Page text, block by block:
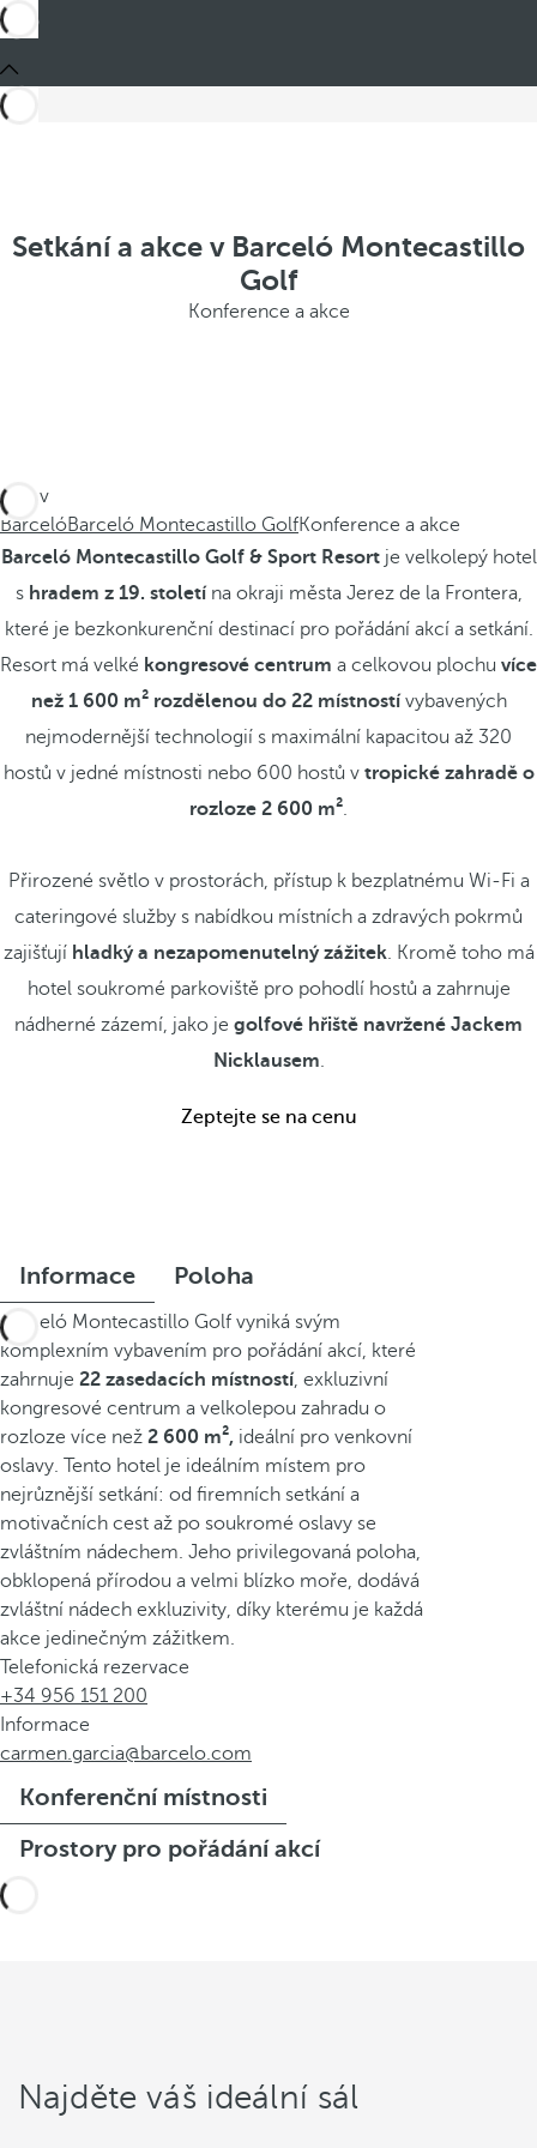
Setkání a akce v Barceló Montecastillo
Golf
Konference a akce
Jste v
BarcelóBarceló Montecastillo GolfKonference a akce
Barceló Montecastillo Golf & Sport Resortje velkolepý hotel
s hradem z 19. stoletína okraji města Jerez de la Frontera,
které je bezkonkurenční destinací pro pořádání akcí a setkání.
Resort má velké kongresové centrum a celkovou plochu více
než 1 600 m² rozdělenou do 22 místnostívybavených
nejmodernější technologií s maximální kapacitou až 320
hostů v jedné místnosti nebo 600 hostů v tropické zahradě o
rozloze 2 600 m².
Přirozené světlo v prostorách, přístup k bezplatnému Wi-Fi a
cateringové služby s nabídkou místních a zdravých pokrmů
zajišťují hladký a nezapomenutelný zážitek. Kromě toho má
hotel soukromé parkoviště pro pohodlí hostů a zahrnuje
nádherné zázemí, jako je golfové hřiště navržené Jackem
Nicklausem.
Zeptejte se na cenu
Informace Poloha
Barceló Montecastillo Golf vyniká svým
komplexním vybavením pro pořádání akcí, které
zahrnuje 22 zasedacích místností, exkluzivní
kongresové centrum a velkolepou zahradu o
rozloze více než 2 600 m², ideální pro venkovní
oslavy. Tento hotel je ideálním místem pro
nejrůznější setkání: od firemních setkání a
motivačních cest až po soukromé oslavy se
zvláštním nádechem. Jeho privilegovaná poloha,
obklopená přírodou a velmi blízko moře, dodává
zvláštní nádech exkluzivity, díky kterému je každá
akce jedinečným zážitkem.
Telefonická rezervace
+34 956 151 200
Informace
carmen.garcia@barcelo.com
Konferenční místnosti
Prostory pro pořádání akcí
Najděte váš ideální sál